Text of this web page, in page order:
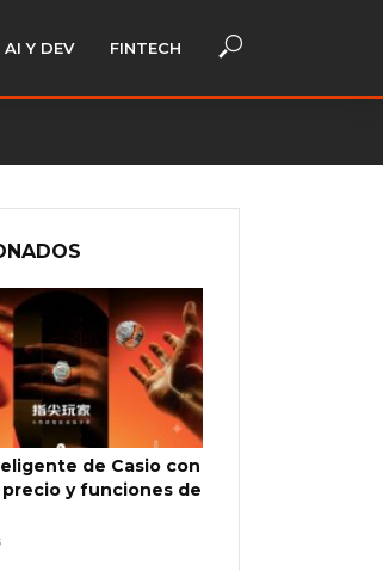
AI Y DEV FINTECH
de Casio con
y funciones de